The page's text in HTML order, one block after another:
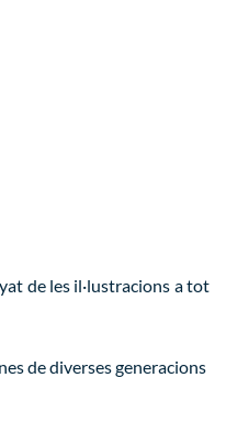
de les il·lustracions a tot
de diverses generacions